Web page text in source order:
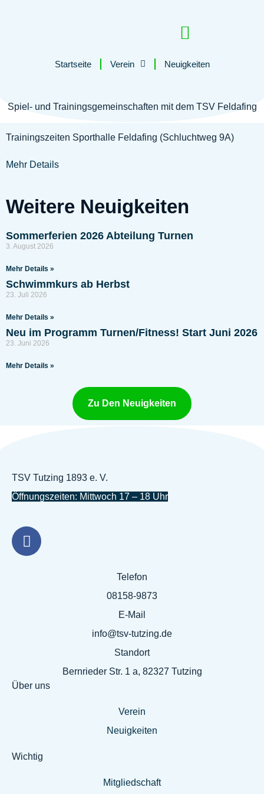
Startseite Verein Neuigkeiten
Spiel- und Trainingsgemeinschaften mit dem TSV Feldafing
Trainingszeiten Sporthalle Feldafing (Schluchtweg 9A)
Mehr Details
Weitere Neuigkeiten
Sommerferien 2026 Abteilung Turnen
3. August 2026
Mehr Details »
Schwimmkurs ab Herbst
23. Juli 2026
Mehr Details »
Neu im Programm Turnen/Fitness! Start Juni 2026
23. Juni 2026
Mehr Details »
Zu Den Neuigkeiten
TSV Tutzing 1893 e. V.
Öffnungszeiten: Mittwoch 17 – 18 Uhr
Telefon
08158-9873
E-Mail
info@tsv-tutzing.de
Standort
Bernrieder Str. 1 a, 82327 Tutzing
Über uns
Verein
Neuigkeiten
Wichtig
Mitgliedschaft